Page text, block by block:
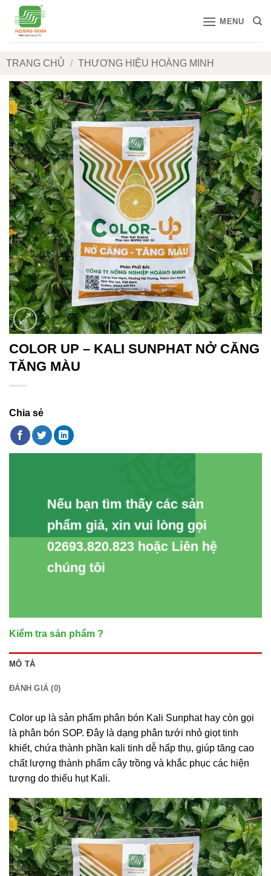
qua
MENU
TRANG CHỦ / THƯƠNG HIỆU HOÀNG MINH
COLOR UP – KALI SUNPHAT NỞ CĂNG
TĂNG MÀU
Chia sẻ
Nếu bạn tìm thấy các sản
phẩm giả, xin vui lòng gọi
02693.820.823 hoặc Liên hệ
chúng tôi
Kiểm tra sản phẩm ?
MÔ TẢ
ĐÁNH GIÁ (0)
Color up là sản phẩm phân bón Kali Sunphat hay còn gọi
là phân bón SOP. Đây là dạng phân tưới nhỏ giọt tinh
khiết, chứa thành phần kali tinh dễ hấp thụ, giúp tăng cao
chất lượng thành phẩm cây trồng và khắc phục các hiện
tượng do thiếu hụt Kali.